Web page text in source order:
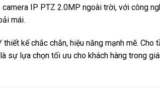
IP PTZ 2.0MP ngoài trời, với
mái.
kế chắc chắn, hiệu năng mạnh mẽ.
sự lựa chọn tối ưu cho khách hàng trong